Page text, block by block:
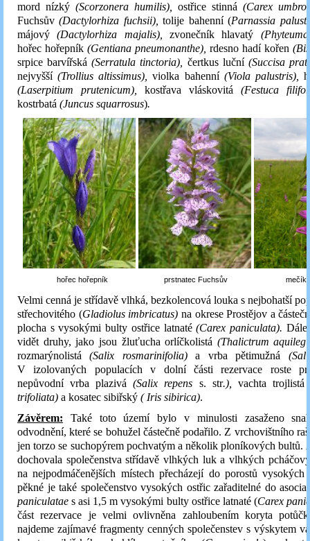
mord nízký (Scorzonera humilis), ostřice stinná (Carex
Fuchsův (Dactylorhiza fuchsii), tolije bahenní (Parnassia
májový (Dactylorhiza majalis), zvonečník hlavatý
hořec hořepník (Gentiana pneumonanthe), rdesno hadí kořen
srpice barvířská (Serratula tinctoria), čertkus luční (Succisa
nejvyšší(Trollius altissimus),violka bahenní (Viola palustris),
(Laserpitium prutenicum), kostřava vláskovitá (Festuca
kostrbatá (Juncus squarrosus).
hořec hořepník prstnatec Fuchsův mečík
Velmi cenná je střídavě vlhká, bezkolencová louka s nejbohatší
střechovitého (Gladiolus imbricatus) na okrese Prostějov a
plocha s vysokými bulty ostřice latnaté(Carex paniculata). Dále
vidět druhy, jako jsou žluťucha orlíčkolistá (Thalictrum
rozmarýnolistá (Salix rosmarinifolia)a vrba pětimužná
V izolovaných populacích v dolní části rezervace roste
nepůvodní vrba plazivá(Salix repens s. str.), vachta trojlistá
trifoliata) a kosatec sibiřský ( Iris sibirica).
Závěrem: Také toto území bylo v minulosti zasaženo
odvodnění, které se bohužel částečně podařilo. Z vrchovištního
jen torzo se suchopýrem pochvatým a několik ploníkových bultů.
dochovala společenstva střídavě vlhkých luk a vlhkých
na nejpodmáčenějších místech přecházejí do porostů
pěkné je také společenstvo vysokých ostřic zařaditelné do
paniculatae s asi 1,5 m vysokými bulty ostřice latnaté (Carex
část rezervace je velmi ovlivněna zahloubením koryta
najdeme zajímavé fragmenty cenných společenstev s výskytem